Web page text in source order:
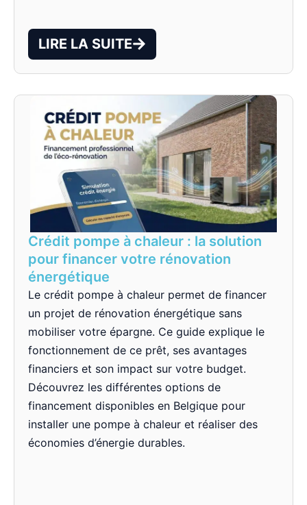
LIRE LA SUITE
Crédit pompe à chaleur : la solution
pour financer votre rénovation
énergétique
Le crédit pompe à chaleur permet de financer
un projet de rénovation énergétique sans
mobiliser votre épargne. Ce guide explique le
fonctionnement de ce prêt, ses avantages
financiers et son impact sur votre budget.
Découvrez les différentes options de
financement disponibles en Belgique pour
installer une pompe à chaleur et réaliser des
économies d’énergie durables.